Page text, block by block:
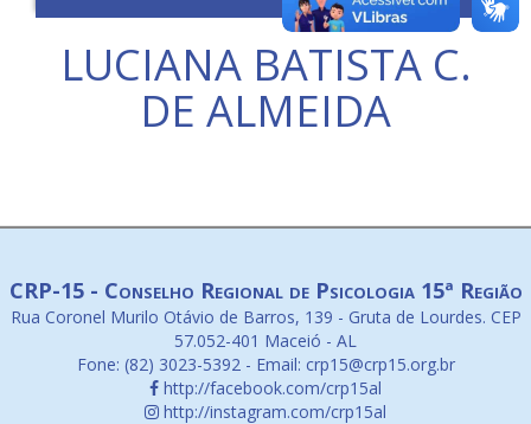
LUCIANA BATISTA C.
DE ALMEIDA
CRP-15 - Conselho Regional de Psicologia 15ª Região
Rua Coronel Murilo Otávio de Barros, 139 - Gruta de Lourdes. CEP
57.052-401 Maceió - AL
Fone: (82) 3023-5392 - Email: crp15@crp15.org.br
http://facebook.com/crp15al
http://instagram.com/crp15al